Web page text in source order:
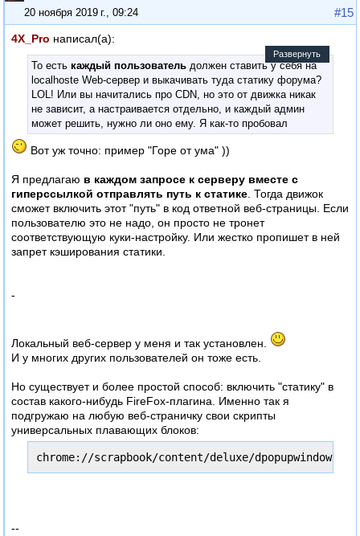
20 ноября 2019 г., 09:24 #15
4X_Pro написал(а):
Развернуть
То есть каждый пользователь должен ставить у себя на
localhostе Web-сервер и выкачивать туда статику форума?
LOL! Или вы начитались про CDN, но это от движка никак
не зависит, а настраивается отдельно, и каждый админ
может решить, нужно ли оно ему. Я как-то пробовал
нет. Ближайший сервер был то ли в Германии, то ли во
пинг из Москвы 5 мс всего. То есть его применение давало
обратный результат.
Вот уж точно: пример "Горе от ума" ))
Я предлагаю в каждом запросе к серверу вместе с
гиперссылкой отправлять путь к статике . Тогда движок
сможет включить этот "путь" в код ответной веб-страницы. Если
пользователю это не надо, он просто не тронет
соответствующую куки-настройку. Или жестко пропишет в ней
запрет кэширования статики.
-
Локальный веб-сервер у меня и так установлен.
И у многих других пользователей он тоже есть.
Но существует и более простой способ: включить "статику" в
состав какого-нибудь FireFox-плагина. Именно так я
подгружаю на любую веб-страничку свои скрипты
универсальных плавающих блоков:
chrome://scrapbook/content/deluxe/dpopupwindow.js
--